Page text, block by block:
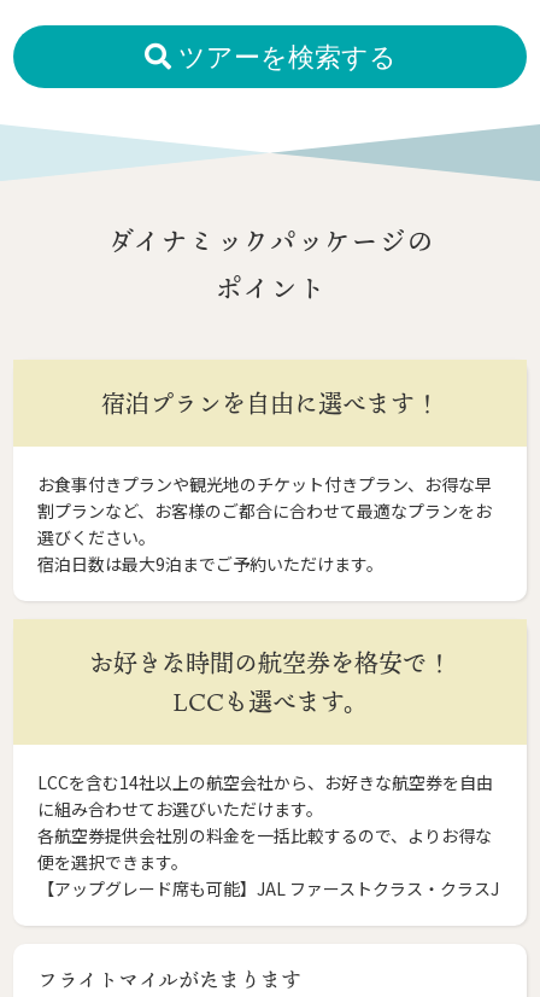
ツアーを検索する
ダイナミックパッケージの
ポイント
宿泊プランを自由に選べます！
お食事付きプランや観光地のチケット付きプラン、お得な早
割プランなど、お客様のご都合に合わせて最適なプランをお
選びください。
宿泊日数は最大9泊までご予約いただけます。
お好きな時間の航空券を格安で！
LCCも選べます。
LCCを含む14社以上の航空会社から、お好きな航空券を自由
に組み合わせてお選びいただけます。
各航空券提供会社別の料金を一括比較するので、よりお得な
便を選択できます。
【アップグレード席も可能】JAL ファーストクラス・クラスJ
フライトマイルがたまります